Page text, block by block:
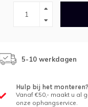
5-10 werkdagen
Hulp bij het monteren?
Vanaf €50,- maakt u al
onze ophangservice.